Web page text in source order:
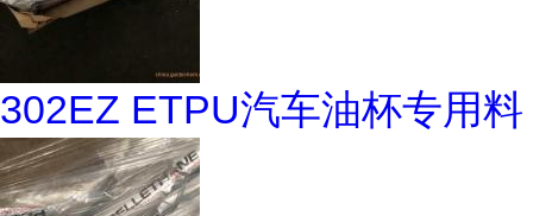
302EZ ETPU汽车油杯专用料